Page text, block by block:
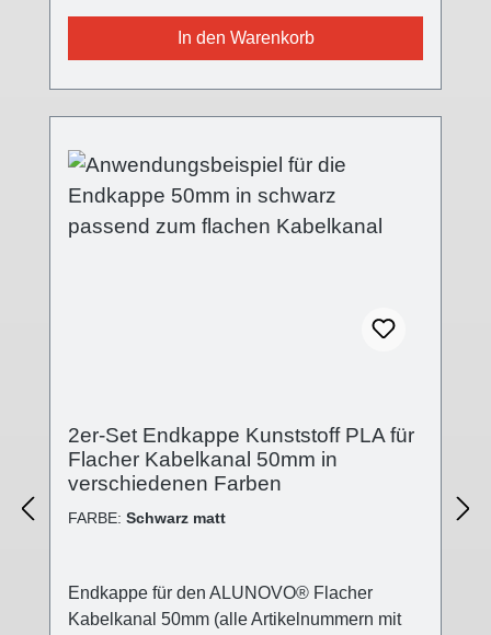
Kabelkanalvarianten und setzt einen
modernen Akzent. Die Front ist mit einer
das offene Ende des Kabelkanals
aufgesteckt. Zusätzlich befinden sich zwei
runde Bereiche an der Endkappe, die am
besten mit einem Cuttermesser,
ausgeschnitten werden können, um 1 oder 2
Kabel mit einem maximalen Durchmesser
Oberflächen- Abdeckung: (B):50mm; (L):5mm;
Abdeckkappen
In den Warenkorb
2er-Set Endkappe Kunststoff PLA für
Flacher Kabelkanal 50mm in
verschiedenen Farben
FARBE: Schwarz matt
Endkappe für den ALUNOVO® Flacher
Kabelkanal 50mm (alle Artikelnummern mit